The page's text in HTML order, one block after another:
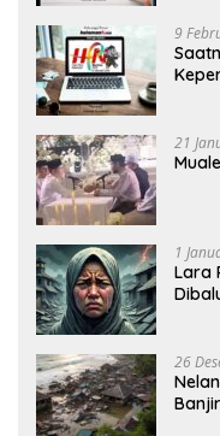
9
21
1
Lara
26